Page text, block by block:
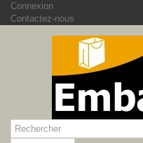
Connexion
Contactez-nous